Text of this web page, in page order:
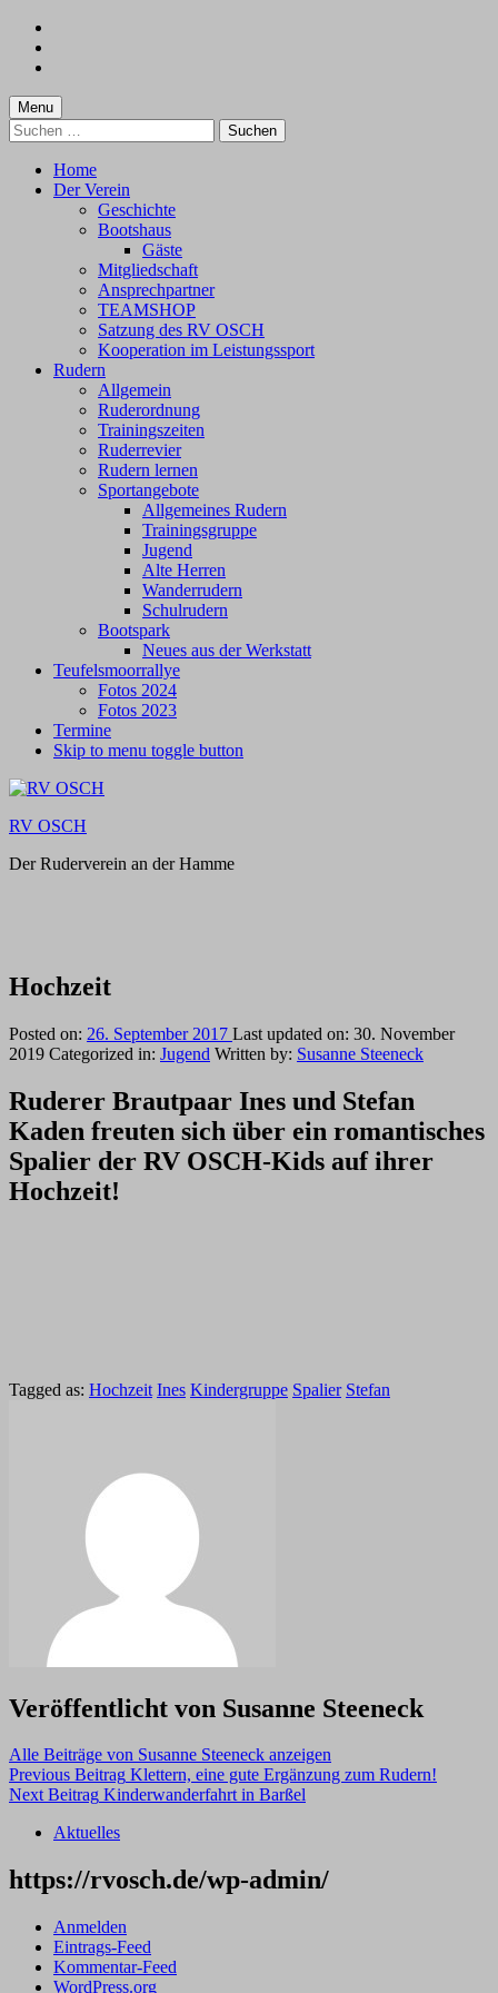
content
footer
Menu
Suchen
nach:
Home
Der Verein
Geschichte
Bootshaus
Gäste
Mitgliedschaft
Ansprechpartner
TEAMSHOP
Satzung des RV OSCH
Kooperation im Leistungssport
Rudern
Allgemein
Ruderordnung
Trainingszeiten
Ruderrevier
Rudern lernen
Sportangebote
Allgemeines Rudern
Trainingsgruppe
Jugend
Alte Herren
Wanderrudern
Schulrudern
Bootspark
Neues aus der Werkstatt
Teufelsmoorrallye
Fotos 2024
Fotos 2023
Termine
Skip to menu toggle button
RV OSCH
Der Ruderverein an der Hamme
Hochzeit
Posted on: 26. September 2017 Last updated on: 30. November
2019 Categorized in: Jugend Written by: Susanne Steeneck
Ruderer Brautpaar Ines und Stefan
Kaden freuten sich über ein romantisches
Spalier der RV OSCH-Kids auf ihrer
Hochzeit!
Tagged as: Hochzeit Ines Kindergruppe Spalier Stefan
Veröffentlicht von Susanne Steeneck
Alle Beiträge von Susanne Steeneck anzeigen
Skip
back
main
Post
navigation
Previous Beitrag Klettern, eine gute Ergänzung zum Rudern!
Next Beitrag Kinderwanderfahrt in Barßel
Aktuelles
https://rvosch.de/wp-admin/
Anmelden
Eintrags-Feed
Kommentar-Feed
WordPress.org